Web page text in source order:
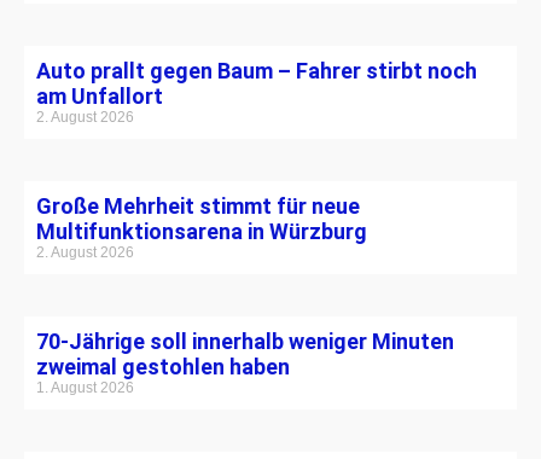
Auto prallt gegen Baum – Fahrer stirbt noch
am Unfallort
2. August 2026
Große Mehrheit stimmt für neue
Multifunktionsarena in Würzburg
2. August 2026
70-Jährige soll innerhalb weniger Minuten
zweimal gestohlen haben
1. August 2026